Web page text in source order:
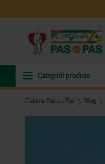
Catena Pas cu Pas ❯ Blog ❯